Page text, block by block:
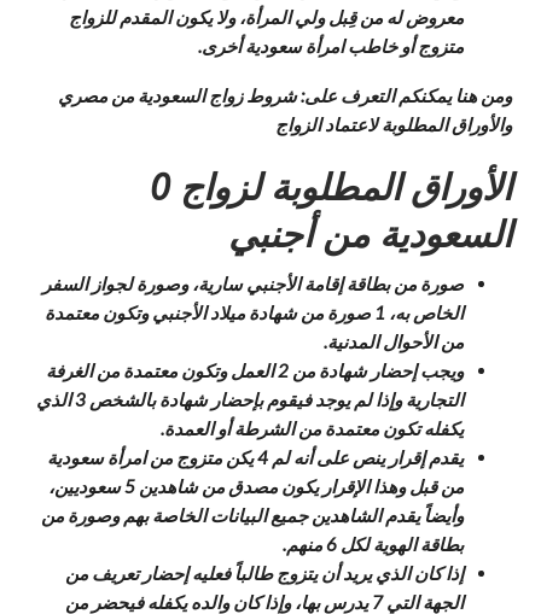
معروض له من قِبل ولي المرأة، ولا يكون المقدم للزواج
متزوج أو خاطب امرأة سعودية أخرى.
ومن هنا يمكنكم التعرف على: شروط زواج السعودية من مصري
والأوراق المطلوبة لاعتماد الزواج
الأوراق المطلوبة لزواج 0
السعودية من أجنبي
صورة من بطاقة إقامة الأجنبي سارية، وصورة لجواز السفر
الخاص به، 1 صورة من شهادة ميلاد الأجنبي وتكون معتمدة
من الأحوال المدنية.
ويجب إحضار شهادة من 2 العمل وتكون معتمدة من الغرفة
التجارية وإذا لم يوجد فيقوم بإحضار شهادة بالشخص 3 الذي
يكفله تكون معتمدة من الشرطة أو العمدة.
يقدم إقرار ينص على أنه لم 4 يكن متزوج من امرأة سعودية
من قبل وهذا الإقرار يكون مصدق من شاهدين 5 سعوديين،
وأيضاً يقدم الشاهدين جميع البيانات الخاصة بهم وصورة من
بطاقة الهوية لكل 6 منهم.
إذا كان الذي يريد أن يتزوج طالباً فعليه إحضار تعريف من
الجهة التي 7 يدرس بها، وإذا كان والده يكفله فيحضر من